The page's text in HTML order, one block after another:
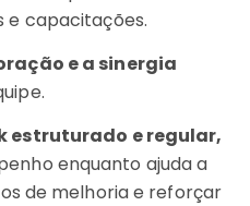
e capacitações.
e a sinergia
estruturado e regular,
enquanto ajuda a
de melhoria e reforçar